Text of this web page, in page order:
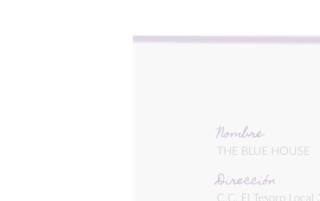
Nombre
THE BLUE HOUSE
Dirección
C.C. El Tesoro Local